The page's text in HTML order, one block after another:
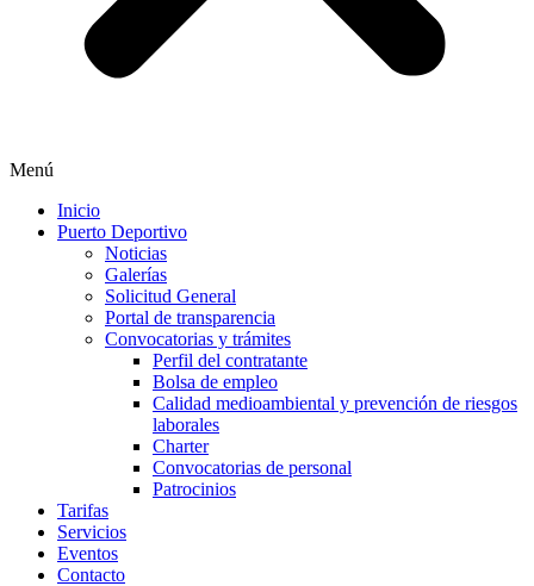
Menú
Inicio
Puerto Deportivo
Noticias
Galerías
Solicitud General
Portal de transparencia
Convocatorias y trámites
Perfil del contratante
Bolsa de empleo
Calidad medioambiental y prevención de riesgos
laborales
Charter
Convocatorias de personal
Patrocinios
Tarifas
Servicios
Eventos
Contacto